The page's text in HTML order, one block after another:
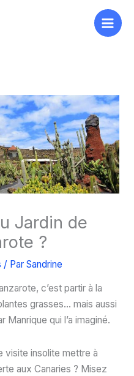
Jardin de
?
/ Par Sandrine
c’est partir à la
grasses… mais aussi
Manrique qui l’a imaginé.
visite insolite mettre à
aux Canaries ? Misez